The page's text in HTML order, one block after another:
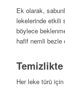
Ek olarak,
lekelerinde etkili
böylece
hafif nemli bezle
Her leke türü için